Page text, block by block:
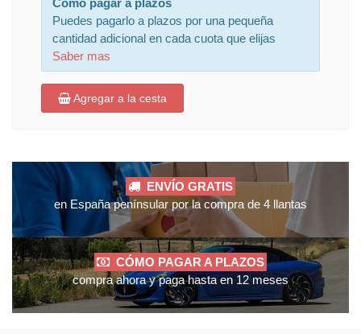
Puedes pagarlo a plazos por una pequeña
cantidad adicional en cada cuota que elijas
Saber mas
Agregar a la cesta
ENVÍO GRATIS
en España penínsular por la compra de 4 llantas
CÓMO PAGAR A PLAZOS
compra ahora y paga hasta en 12 meses